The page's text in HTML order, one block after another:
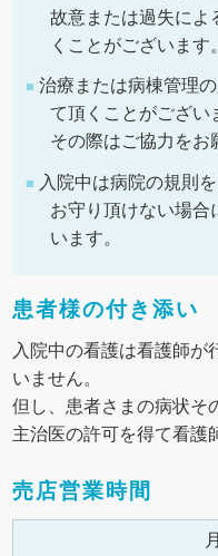
故意または過失によ
くことがございます。
治療または病棟管理
て頂くことがござい
その際はご協力をお
入院中は病院の規則
お守り頂けない場合
います。
患者様の付き添い
入院中の看護は看護師が
いません。
但し、患者さまの病状そ
主治医の許可を得て看護
売店営業時間